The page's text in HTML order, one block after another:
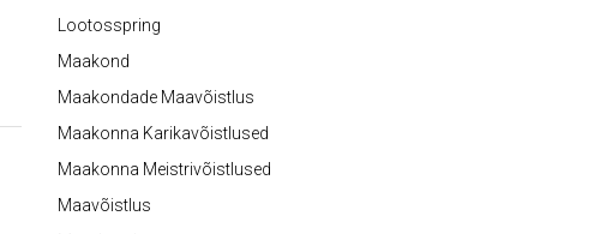
Lootosspring
Maakond
Maakondade Maavõistlus
Maakonna Karikavõistlused
Maakonna Meistrivõistlused
Maavõistlus